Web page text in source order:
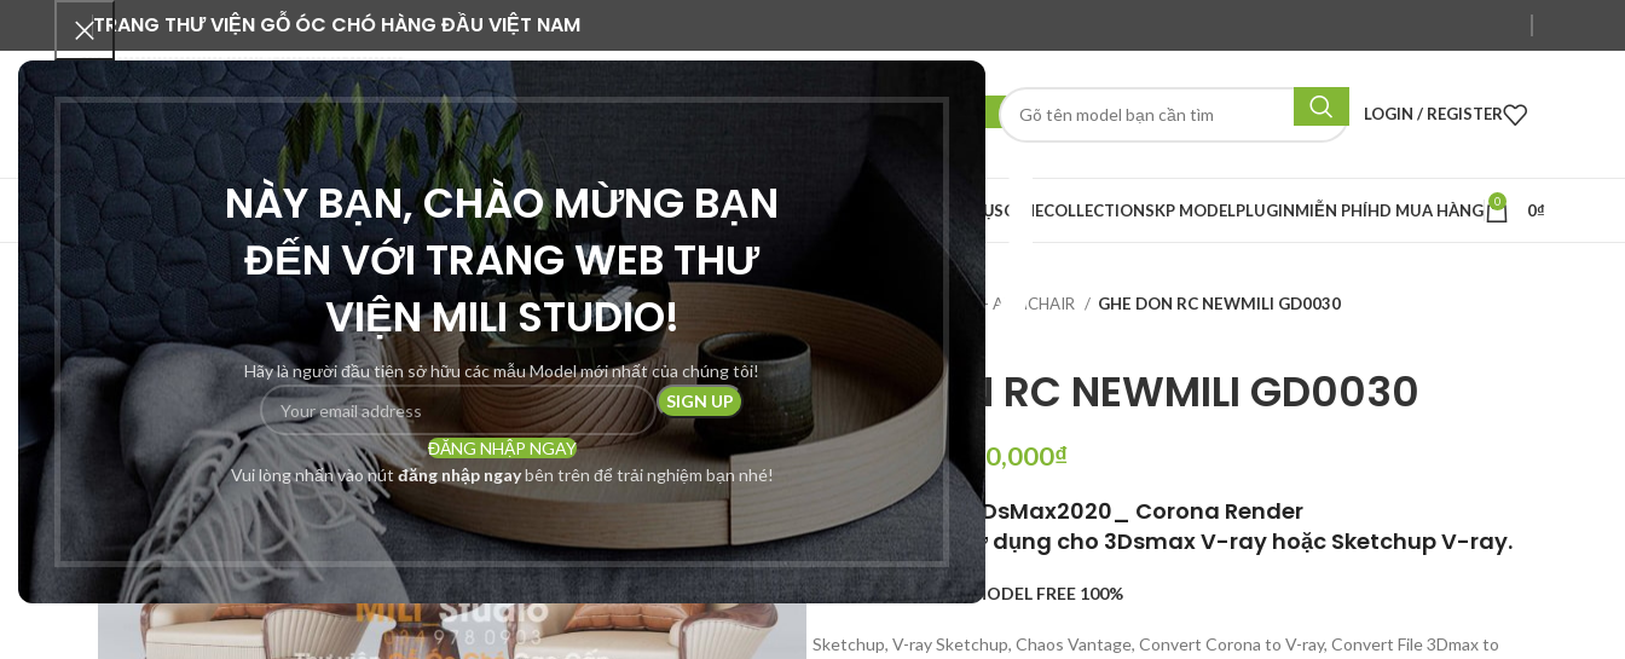
NÀY BẠN, CHÀO MỪNG BẠN
ĐẾN VỚI TRANG WEB THƯ
VIỆN MILI STUDIO!
Hãy là người đầu tiên sở hữu các mẫu Model mới nhất của chúng tôi!
ĐĂNG NHẬP NGAY
Vui lòng nhấn vào nútđăng nhập ngaybên trên để trải nghiệm bạn nhé!
TRANG THƯ VIỆN GỖ ÓC CHÓ HÀNG ĐẦU VIỆT NAM
LOGIN / REGISTER
DANH MỤC SẢN PHẨM AI RENDER DỊCH VỤSCENECOLLECTIONSKP MODELPLUGINMIỄN PHÍHD MUA HÀNG 0 0₫
-24%
Trang chủ GHẾ ĐƠN - ARMCHAIR GHE DON RC NEWMILI GD0030
GHE DON RC NEWMILI GD0030
1,850,000₫
***Định dạng: 3DsMax2020_ Corona Render
Model có thể sử dụng cho 3Dsmax V-ray hoặc Sketchup V-ray.
ĐĂNG KÍ SỬ DỤNG MODEL FREE 100%
Sketchup, V-ray Sketchup, Chaos Vantage, Convert Corona to V-ray, Convert File 3Dmax to